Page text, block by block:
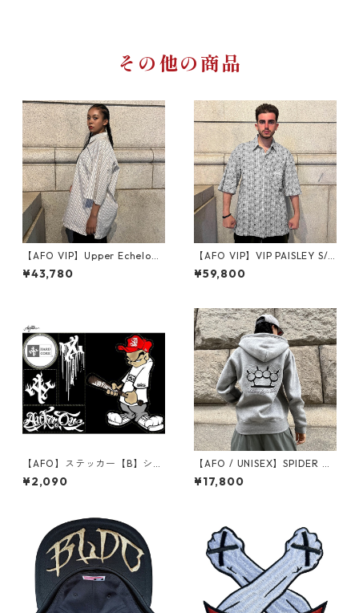
その他の商品
【AFO VIP】Upper Echelons
Shirts 半袖シャツ
¥43,780
【AFO VIP】VIP PAISLEY S/S
SHIRTS
¥59,800
【AFO】ステッカー【B】シー
ル ニューエラシール ハードコ
ア スケーター ヒップホップ H
¥2,090
【AFO / UNISEX】SPIDER NE
T KNUCKLE FULL ZIP HOODI
E【GRAY】new embroidery
ー / ストリート系 ファッショ
ン メンズ パーカー
¥17,800